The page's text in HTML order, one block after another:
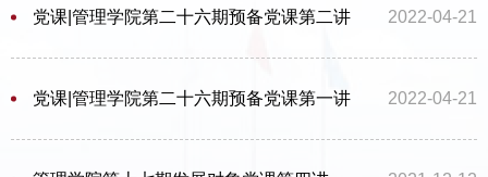
2022-04-21
党课|管理学院第二十六期预备党课第二讲
2022-04-21
党课|管理学院第二十六期预备党课第一讲